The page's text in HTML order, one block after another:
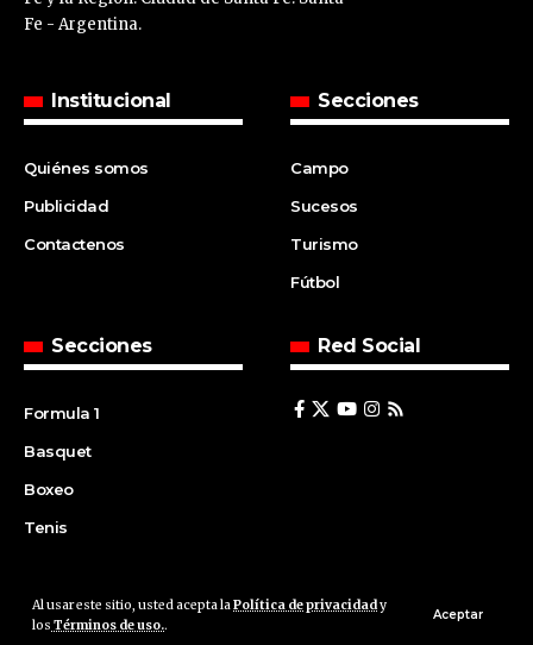
Al usar este sitio, usted acepta laPolítica de privacidady
los Términos de uso..
Aceptar
Fe - Argentina.
Institucional
Quiénes somos
Publicidad
Contactenos
Secciones
Campo
Sucesos
Turismo
Fútbol
Secciones
Formula 1
Basquet
Boxeo
Tenis
Red Social
© 2008 | Agencia Cfin.com.ar - Santa Fe - Argentina | All rights